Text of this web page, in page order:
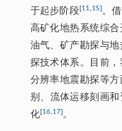
于起步阶段[11,15]。
高矿化地热系统综
油气、矿产勘探与
探技术体系。目前
分辨率地震勘探等
别、流体运移刻画
化[16,17]。